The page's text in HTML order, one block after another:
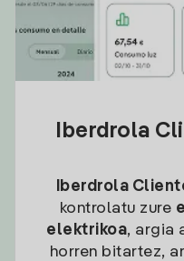
Iberdrola
Iberdrola
kontrolatu zure
elektrikoa, argia
horren bitartez,